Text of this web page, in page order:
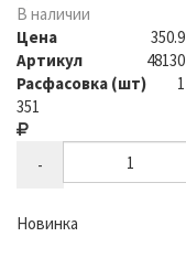
В наличии
Цена
350.9
Артикул
48130
Расфасовка (шт)
1
351
-
Новинка